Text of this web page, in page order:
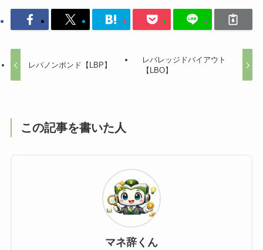
レバノンポンド【LBP】
レバレッジドバイアウト
【LBO】
この記事を書いた人
マネ辞くん